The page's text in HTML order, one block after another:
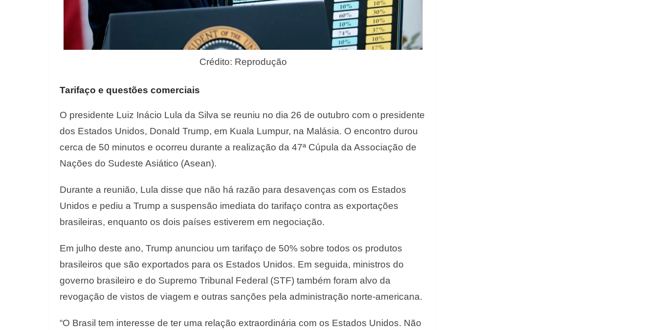
Crédito: Reprodução
Tarifaço e questões comerciais
O presidente Luiz Inácio Lula da Silva se reuniu no dia 26 de outubro com o presidente
dos Estados Unidos, Donald Trump, em Kuala Lumpur, na Malásia. O encontro durou
cerca de 50 minutos e ocorreu durante a realização da 47ª Cúpula da Associação de
Nações do Sudeste Asiático (Asean).
Durante a reunião, Lula disse que não há razão para desavenças com os Estados
Unidos e pediu a Trump a suspensão imediata do tarifaço contra as exportações
brasileiras, enquanto os dois países estiverem em negociação.
Em julho deste ano, Trump anunciou um tarifaço de 50% sobre todos os produtos
brasileiros que são exportados para os Estados Unidos. Em seguida, ministros do
governo brasileiro e do Supremo Tribunal Federal (STF) também foram alvo da
revogação de vistos de viagem e outras sanções pela administração norte-americana.
“O Brasil tem interesse de ter uma relação extraordinária com os Estados Unidos. Não